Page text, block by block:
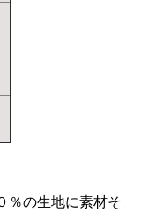
％の生地に素材そ